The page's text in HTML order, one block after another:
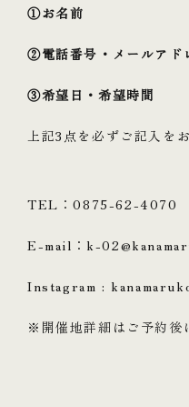
①お名前
②電話番号・メールアド
③希望日・希望時間
上記3点を必ずご記入を
TEL：0875-62-4070
E-mail：k-
Instagram :
※開催地詳細はご予約後